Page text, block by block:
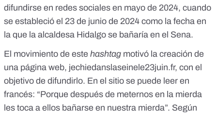
difundirse en redes sociales en mayo de 2024, cuando
se estableció el 23 de junio de 2024 como la fecha en
la que la alcaldesa Hidalgo se bañaría en el Sena.
El movimiento de este hashtag motivó la creación de
una página web, jechiedanslaseinele23juin.fr, con el
objetivo de difundirlo. En el sitio se puede leer en
francés: “Porque después de meternos en la mierda
les toca a ellos bañarse en nuestra mierda”. Según